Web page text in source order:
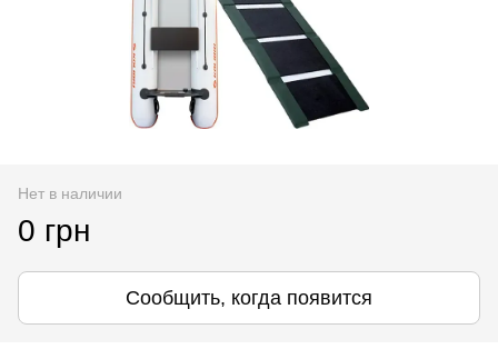
Нет в наличии
0 грн
Сообщить, когда появится